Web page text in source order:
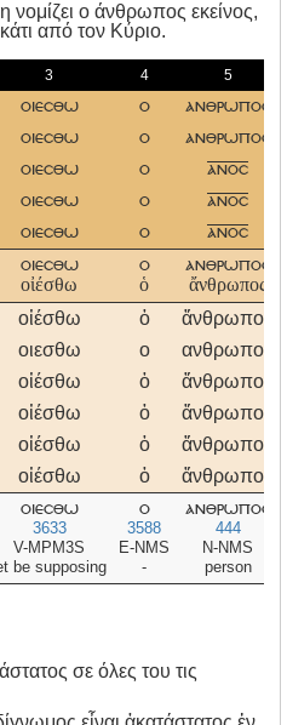
νομίζει ο άνθρωπος εκείνος,
από τον Kύριο.
3 4 5
οιεσθω ο ανθρωποσ
οιεσθω ο ανθρωποσ
οιεσθω ο ανοσ
οιεσθω ο ανοσ
οιεσθω ο ανοσ
οιεσθω
οἰέσθω
ο
ὁ
ανθρωποσ
ἄνθρωπος
οἰέσθω ὁ ἄνθρωπος
οιεσθω ο ανθρωπος
οἰέσθω ὁ ἄνθρωπος
οἰέσθω ὁ ἄνθρωπος
οἰέσθω ὁ ἄνθρωπος
οἰέσθω ὁ ἄνθρωπος
οιεσθω
3633
V-MPM3S
be supposing
ο
3588
E-NMS
-
ανθρωποσ
444
N-NMS
person
σε όλες του τις